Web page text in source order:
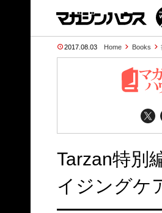
2017.08.03 Home Books
Tarzan特別
イジングケ